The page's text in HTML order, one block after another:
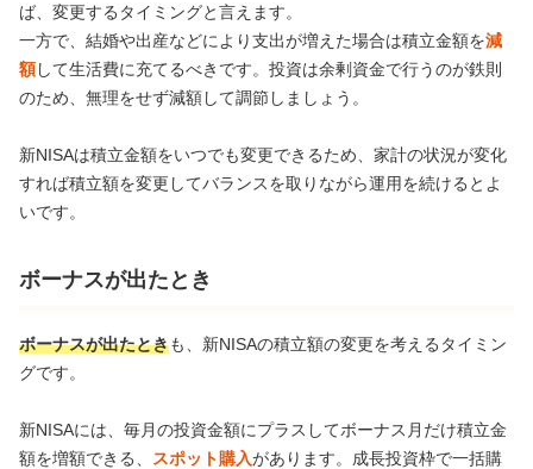
ば、変更するタイミングと言えます。
一方で、結婚や出産などにより支出が増えた場合は積立金額を減
額して生活費に充てるべきです。投資は余剰資金で行うのが鉄則
のため、無理をせず減額して調節しましょう。
新NISAは積立金額をいつでも変更できるため、家計の状況が変化
すれば積立額を変更してバランスを取りながら運用を続けるとよ
いです。
ボーナスが出たとき
ボーナスが出たときも、新NISAの積立額の変更を考えるタイミン
グです。
新NISAには、毎月の投資金額にプラスしてボーナス月だけ積立金
額を増額できる、
スポット購入があります。成長投資枠で一括購